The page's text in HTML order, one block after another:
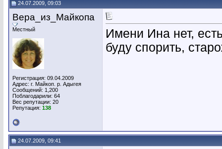
24.07.2009, 09:03
Вера_из_Майкопа
Местный
Регистрация: 09.04.2009
Адрес: г. Майкоп. р. Адыгея
Сообщений: 1,200
Поблагодарили: 64
Вес репутации: 20
Репутация: 138
Имени Ина нет,
буду спорить,
24.07.2009, 09:41